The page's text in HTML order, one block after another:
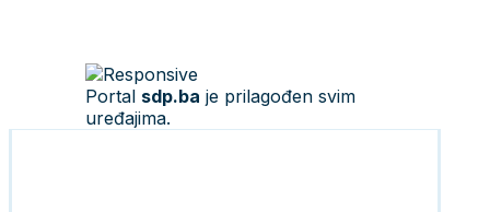
Portal sdp.ba je prilagođen svim
uređajima.